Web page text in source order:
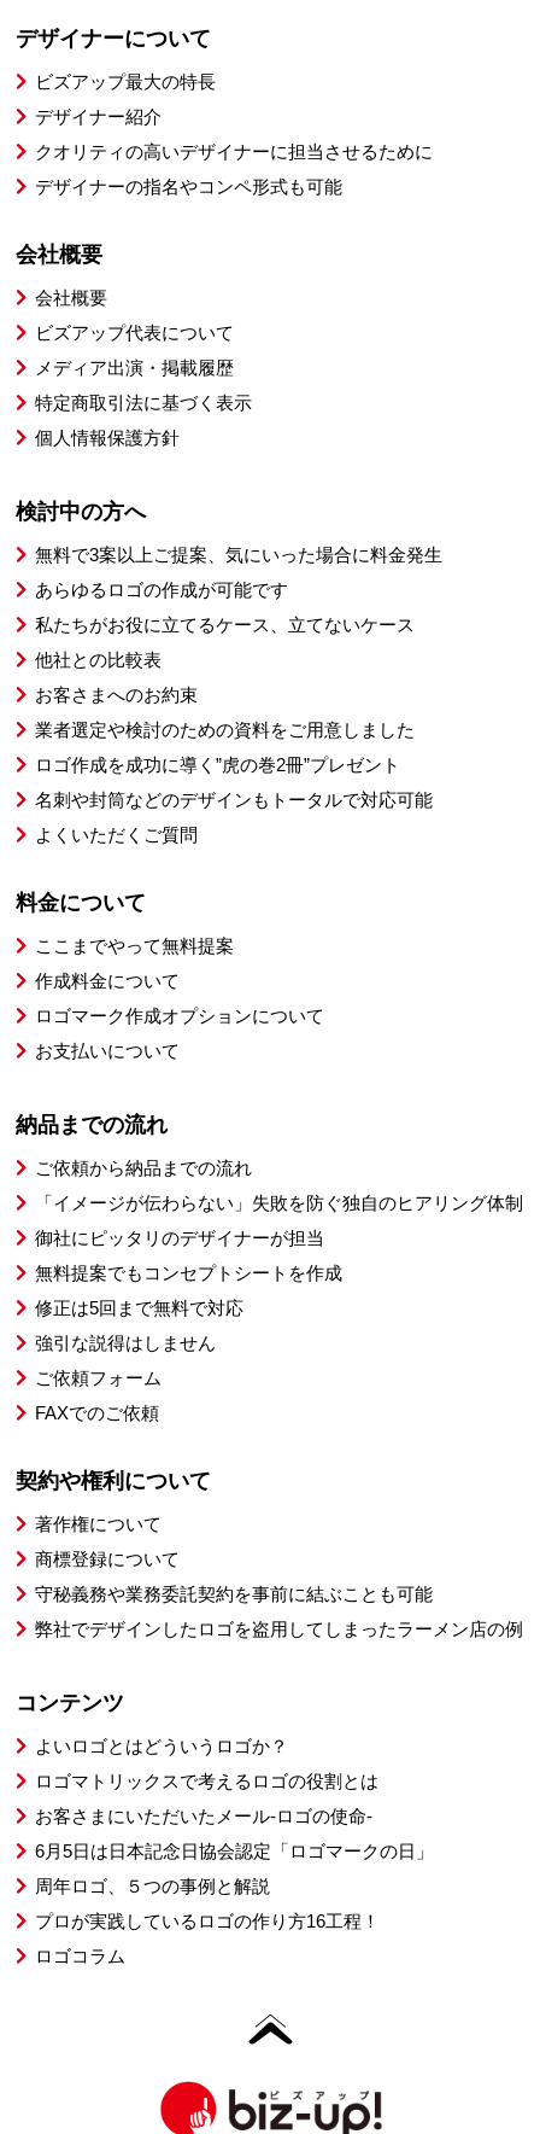
デザイナーについて
ビズアップ最大の特長
デザイナー紹介
クオリティの高いデザイナーに担当させるために
デザイナーの指名やコンペ形式も可能
会社概要
会社概要
ビズアップ代表について
メディア出演・掲載履歴
特定商取引法に基づく表示
個人情報保護方針
検討中の方へ
無料で3案以上ご提案、気にいった場合に料金発生
あらゆるロゴの作成が可能です
私たちがお役に立てるケース、立てないケース
他社との比較表
お客さまへのお約束
業者選定や検討のための資料をご用意しました
ロゴ作成を成功に導く”虎の巻2冊”プレゼント
名刺や封筒などのデザインもトータルで対応可能
よくいただくご質問
料金について
ここまでやって無料提案
作成料金について
ロゴマーク作成オプションについて
お支払いについて
納品までの流れ
ご依頼から納品までの流れ
「イメージが伝わらない」失敗を防ぐ独自のヒアリング体制
御社にピッタリのデザイナーが担当
無料提案でもコンセプトシートを作成
修正は5回まで無料で対応
強引な説得はしません
ご依頼フォーム
FAXでのご依頼
契約や権利について
著作権について
商標登録について
守秘義務や業務委託契約を事前に結ぶことも可能
弊社でデザインしたロゴを盗用してしまったラーメン店の例
コンテンツ
よいロゴとはどういうロゴか？
ロゴマトリックスで考えるロゴの役割とは
お客さまにいただいたメール-ロゴの使命-
6月5日は日本記念日協会認定「ロゴマークの日」
周年ロゴ、５つの事例と解説
プロが実践しているロゴの作り方16工程！
ロゴコラム